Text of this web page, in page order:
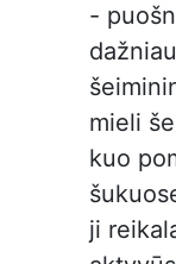
-
mieli
kuo
ji